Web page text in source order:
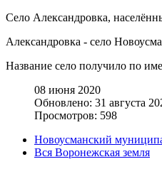
Село Александровка,
Александровка - село
Название село получило по
08 июня 2020
Обновлено: 31 августа
Просмотров: 598
Новоусманский
Вся Воронежская земля